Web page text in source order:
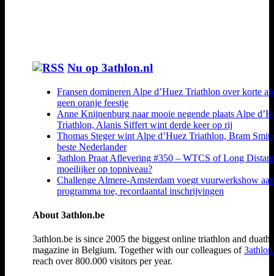
Nu op 3athlon.nl
Fransen domineren Alpe d’Huez Triathlon over korte
geen oranje feestje
Anne Knijnenburg naar mooie negende plaats Alpe
Triathlon, Alanis Siffert wint derde keer op rij
Thomas Steger wint Alpe d’Huez Triathlon, Bram Smit
beste Nederlander
3athlon Praat Aflevering #350 – WTCS of Long
moeilijker op topniveau?
Challenge Almere-Amsterdam voegt vuurwerkshow aan
programma toe, recordaantal inschrijvingen
About 3athlon.be
3athlon.be is since 2005 the biggest online triathlon and
magazine in Belgium. Together with our colleagues of
reach over 800.000 visitors per year.